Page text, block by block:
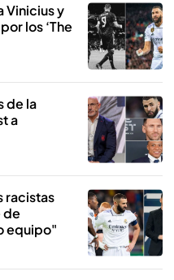
Vinicius y
los ‘The
de la
a
racistas
de
equipo"